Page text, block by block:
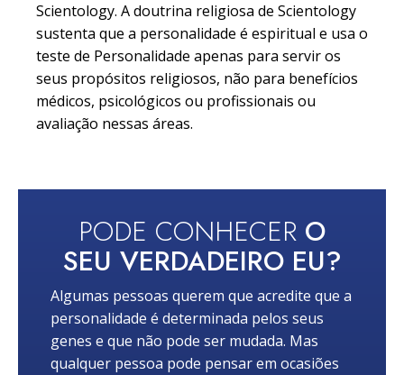
Scientology. A doutrina religiosa de Scientology
sustenta que a personalidade é espiritual e usa o
teste de Personalidade apenas para servir os
seus propósitos religiosos, não para benefícios
médicos, psicológicos ou profissionais ou
avaliação nessas áreas.
PODE CONHECER O
SEU VERDADEIRO EU?
Algumas pessoas querem que acredite que a
personalidade é determinada pelos seus
genes e que não pode ser mudada. Mas
qualquer pessoa pode pensar em ocasiões